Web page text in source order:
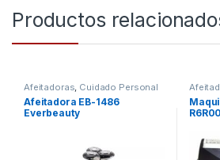
Productos
Afeitadoras, Cuidado Personal
Afeitadora EB-1486
Everbeauty